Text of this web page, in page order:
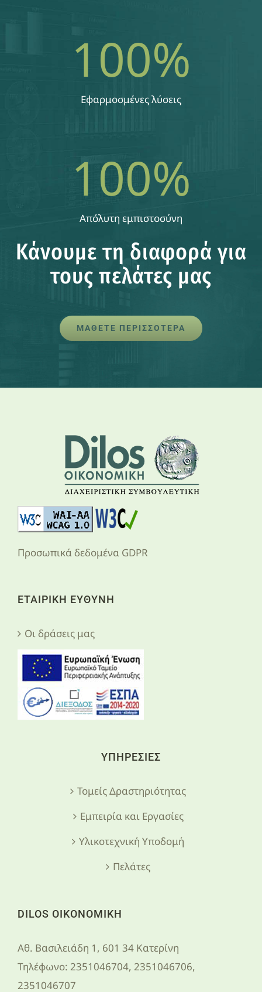
100%
Εφαρμοσμένες λύσεις
100%
Απόλυτη εμπιστοσύνη
Κάνουμε τη διαφορά για
τους πελάτες μας
ΜΑΘΕΤΕ ΠΕΡΙΣΣΟΤΕΡΑ
Προσωπικά δεδομένα GDPR
ΕΤΑΙΡΙΚΗ ΕΥΘΥΝΗ
Οι δράσεις μας
ΥΠΗΡΕΣΙΕΣ
Τομείς Δραστηριότητας
Εμπειρία και Εργασίες
Υλικοτεχνική Υποδομή
Πελάτες
DILOS ΟΙΚΟΝΟΜΙΚΗ
Αθ. Βασιλειάδη 1, 601 34 Κατερίνη
Τηλέφωνο: 2351046704, 2351046706,
2351046707